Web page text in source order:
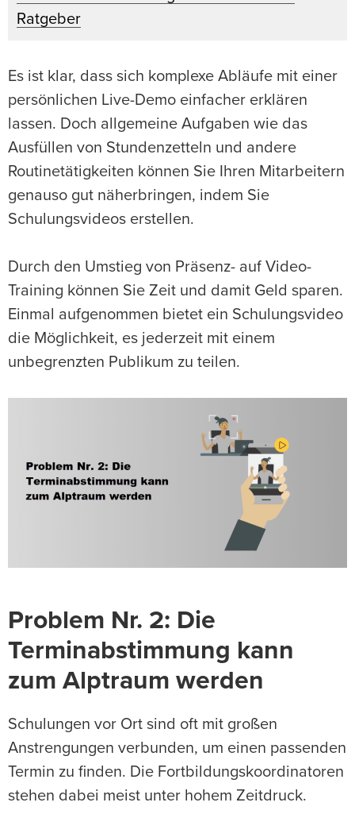
Ratgeber
Es ist klar, dass sich komplexe Abläufe mit einer
persönlichen Live-Demo einfacher erklären
lassen. Doch allgemeine Aufgaben wie das
Ausfüllen von Stundenzetteln und andere
Routinetätigkeiten können Sie Ihren Mitarbeitern
genauso gut näherbringen, indem Sie
Schulungsvideos erstellen.
Durch den Umstieg von Präsenz- auf Video-
Training können Sie Zeit und damit Geld sparen.
Einmal aufgenommen bietet ein Schulungsvideo
die Möglichkeit, es jederzeit mit einem
unbegrenzten Publikum zu teilen.
Problem Nr. 2: Die
Terminabstimmung kann
zum Alptraum werden
Schulungen vor Ort sind oft mit großen
Anstrengungen verbunden, um einen passenden
Termin zu finden. Die Fortbildungskoordinatoren
stehen dabei meist unter hohem Zeitdruck.